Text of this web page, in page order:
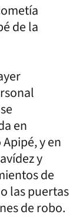
de la
en
y en
y
de
las puertas
de robo.